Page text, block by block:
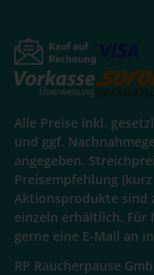
Alle Preise inkl.
und ggf.
angegeben.
Preisempfehlung
Aktionsprodukte sind
einzeln erhältlich. Für
gerne eine E-Mail an
RP Raucherpause